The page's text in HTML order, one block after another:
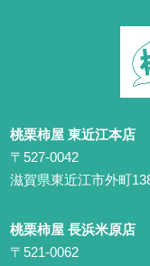
桃栗柿屋 東近江本店
〒527-0042
滋賀県東近江市外町
桃栗柿屋 長浜米原店
〒521-0062